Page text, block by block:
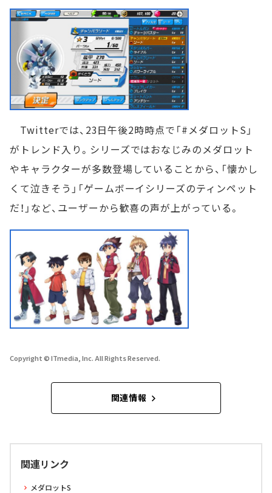
Twitterでは、23日午後2時時点で「#メダロットS」
がトレンド入り。シリーズではおなじみのメダロット
やキャラクターが多数登場していることから、「懐かし
くて泣きそう」「ゲームボーイシリーズのティンペット
だ！」など、ユーザーから歓喜の声が上がっている。
Copyright © ITmedia, Inc. All Rights Reserved.
関連情報
関連リンク
メダロットS